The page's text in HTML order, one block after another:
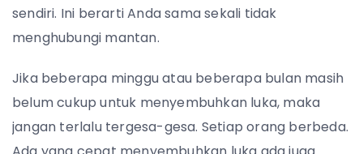
sendiri. Ini berarti Anda sama sekali tidak
menghubungi mantan.
Jika beberapa minggu atau beberapa bulan masih
belum cukup untuk menyembuhkan luka, maka
jangan terlalu tergesa-gesa. Setiap orang berbeda.